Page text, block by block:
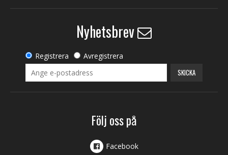
Nyhetsbrev
Registrera Avregistrera
SKICKA
Följ oss på
Facebook